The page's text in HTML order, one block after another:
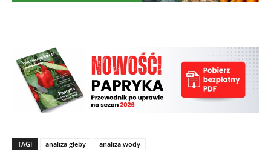
TAGI analiza gleby analiza wody